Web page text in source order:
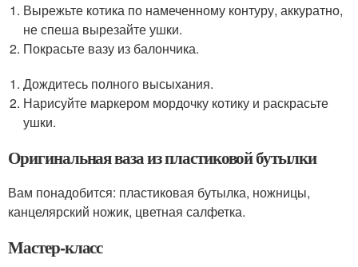
Вырежьте котика по намеченному контуру, аккуратно,
не спеша вырезайте ушки.
Покрасьте вазу из балончика.
Дождитесь полного высыхания.
Нарисуйте маркером мордочку котику и раскрасьте
ушки.
Оригинальная ваза из пластиковой бутылки
Вам понадобится: пластиковая бутылка, ножницы,
канцелярский ножик, цветная салфетка.
Мастер-класс